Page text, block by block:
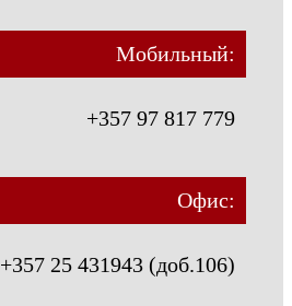
Мобильный:
+357 97 817 779
Офис:
+357 25 431943 (доб.106)